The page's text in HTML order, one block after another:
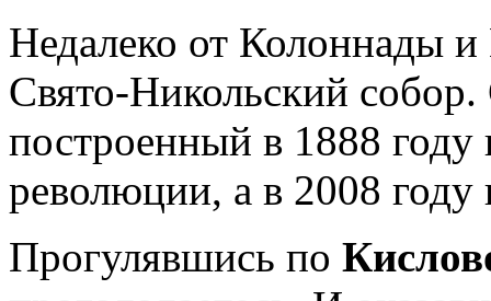
Недалеко от Колоннады и
Свято-Никольский
построенный в 1888
революции, а в 2008
Прогулявшись по